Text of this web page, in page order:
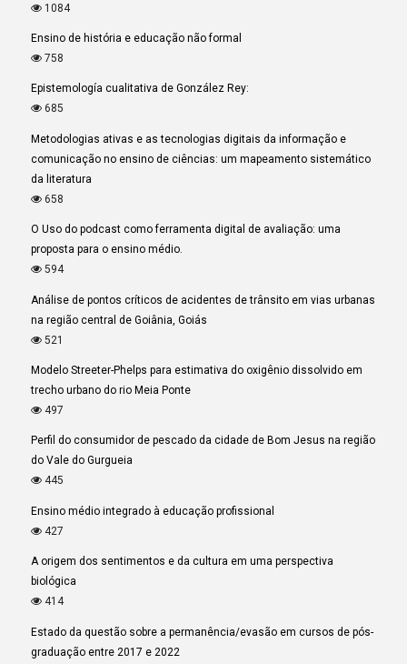
1084
Ensino de história e educação não formal
758
Epistemología cualitativa de González Rey:
685
Metodologias ativas e as tecnologias digitais da informação e
comunicação no ensino de ciências: um mapeamento sistemático
da literatura
658
O Uso do podcast como ferramenta digital de avaliação: uma
proposta para o ensino médio.
594
Análise de pontos críticos de acidentes de trânsito em vias urbanas
na região central de Goiânia, Goiás
521
Modelo Streeter-Phelps para estimativa do oxigênio dissolvido em
trecho urbano do rio Meia Ponte
497
Perfil do consumidor de pescado da cidade de Bom Jesus na região
do Vale do Gurgueia
445
Ensino médio integrado à educação profissional
427
A origem dos sentimentos e da cultura em uma perspectiva
biológica
414
Estado da questão sobre a permanência/evasão em cursos de pós-
graduação entre 2017 e 2022